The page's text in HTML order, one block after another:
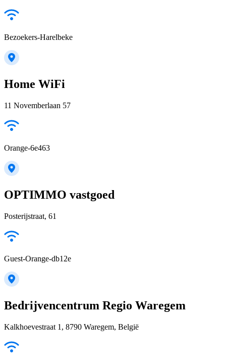
Bezoekers-Harelbeke
Home WiFi
11 Novemberlaan 57
Orange-6e463
OPTIMMO vastgoed
Posterijstraat, 61
Guest-Orange-db12e
Bedrijvencentrum Regio Waregem
Kalkhoevestraat 1, 8790 Waregem, België